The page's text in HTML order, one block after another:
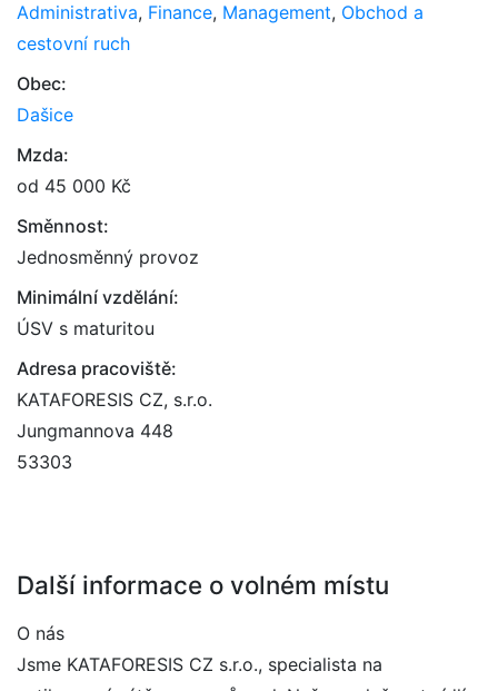
Administrativa, Finance, Management, Obchod a
cestovní ruch
Obec:
Dašice
Mzda:
od 45 000 Kč
Směnnost:
Jednosměnný provoz
Minimální vzdělání:
ÚSV s maturitou
Adresa pracoviště:
KATAFORESIS CZ, s.r.o.
Jungmannova 448
53303
Další informace o volném místu
O nás
Jsme KATAFORESIS CZ s.r.o., specialista na